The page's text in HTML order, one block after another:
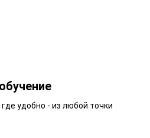
удобно - из любой точки